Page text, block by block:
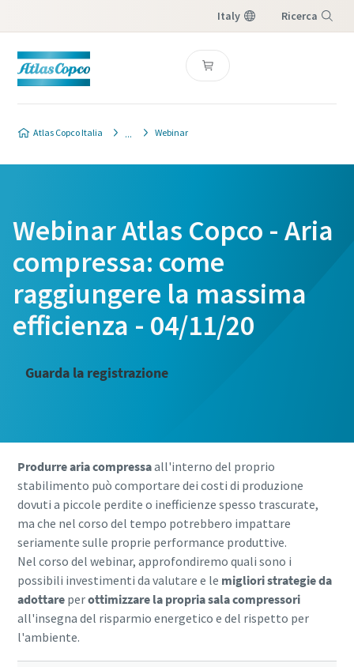
Italy Ricerca
Atlas Copco Italia Webinar
Webinar Atlas Copco - Aria
compressa: come
raggiungere la massima
efficienza - 04/11/20
Guarda la registrazione
Produrre aria compressaall'interno del proprio
stabilimento può comportare dei costi di produzione
dovuti a piccole perdite o inefficienze spesso trascurate,
ma che nel corso del tempo potrebbero impattare
seriamente sulle proprie performance produttive.
Nel corso del webinar, approfondiremo quali sono i
possibili investimenti da valutare e le migliori strategie da
adottareperottimizzare la propria sala compressori
all'insegna del risparmio energetico e del rispetto per
l'ambiente.